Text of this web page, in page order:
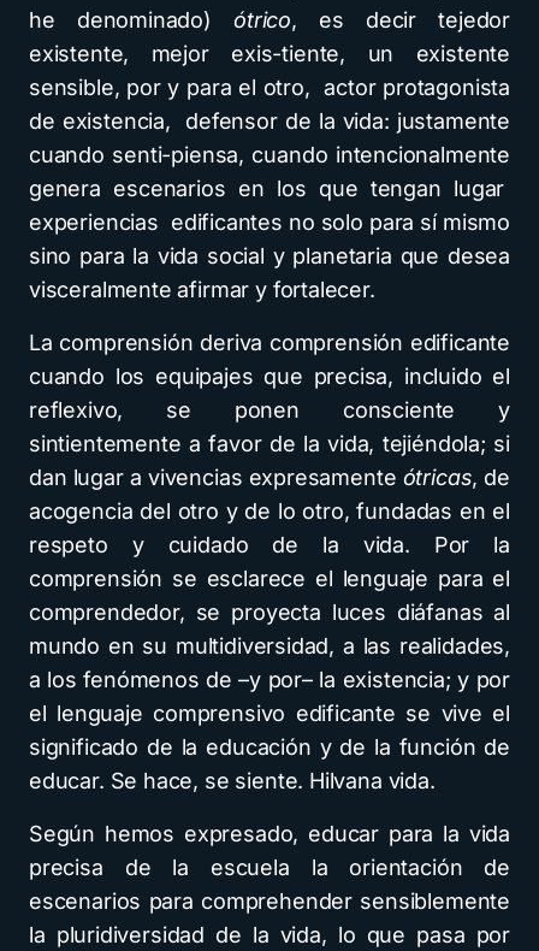
he denominado)ótrico, es decir tejedor
existente, mejor exis-tiente, un existente
sensible, por y para el otro, actor protagonista
de existencia, defensor de la vida: justamente
cuando senti-piensa, cuando intencionalmente
genera escenarios en los que tengan lugar
experiencias edificantes no solo para sí mismo
sino para la vida social y planetaria que desea
visceralmente afirmar y fortalecer.
La comprensión deriva comprensión edificante
cuando los equipajes que precisa, incluido el
reflexivo, se ponen consciente y
sintientemente a favor de la vida, tejiéndola; si
dan lugar a vivencias expresamente ótricas, de
acogencia del otro y de lo otro, fundadas en el
respeto y cuidado de la vida. Por la
comprensión se esclarece el lenguaje para el
comprendedor, se proyecta luces diáfanas al
mundo en su multidiversidad, a las realidades,
a los fenómenos de –y por– la existencia; y por
el lenguaje comprensivo edificante se vive el
significado de la educación y de la función de
educar. Se hace, se siente. Hilvana vida.
Según hemos expresado, educar para la vida
precisa de la escuela la orientación de
escenarios para comprehender sensiblemente
la pluridiversidad de la vida, lo que pasa por